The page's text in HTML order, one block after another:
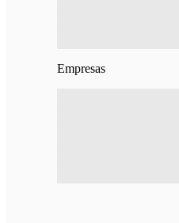
Empresas